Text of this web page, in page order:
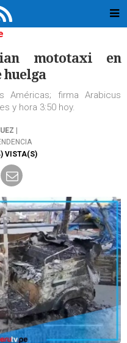
mototaxi en
huelga
Américas; firma Arabicus
y hora 3:50 hoy.
VISTA(S)